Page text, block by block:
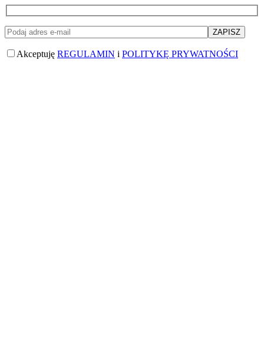
Akceptuję REGULAMIN i POLITYKĘ PRYWATNOŚCI